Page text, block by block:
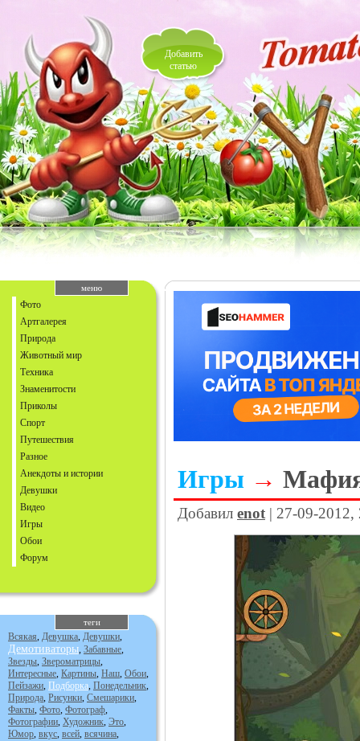
Добавить
статью
меню
Фото
Артгалерея
Природа
Животный мир
Техника
Знаменитости
Приколы
Спорт
Путешествия
Разное
Анекдоты и истории
Девушки
Видео
Игры
Обои
Форум
теги
Всякая, Девушка, Девушки,
Демотиваторы, Забавные,
Звезды, Звероматрицы,
Интересные, Картины, Наш, Обои,
Пейзажи, Подборка, Понедельник,
Природа, Рисунки, Смешарики,
Факты, Фото, Фотограф,
Фотографии, Художник, Это,
Юмор, вкус, всей, всячина,
Игры →
Добавил enot | 27-09-